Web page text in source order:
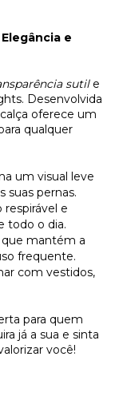
e
sutile
Desenvolvida
oferece um
qualquer
um visual leve
suas pernas.
e
todo o dia.
mantém a
frequente.
com vestidos,
para quem
já a sua e sinta
você!